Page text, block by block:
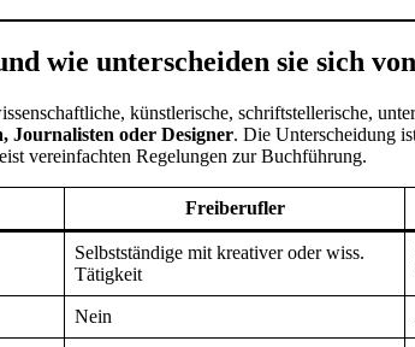
wie unterscheiden sie sich
künstlerische, schriftstellerische,
Journalisten oder Designer. Die Unterscheidung
vereinfachten Regelungen zur Buchführung.
Freiberufler
Selbstständige mit kreativer oder wiss.
Tätigkeit
Nein